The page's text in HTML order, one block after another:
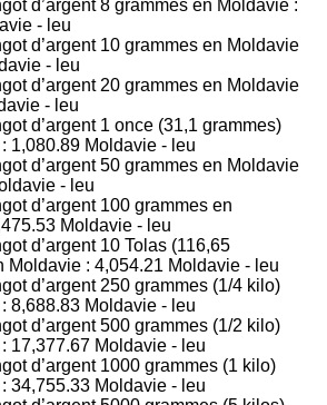
d’argent 8 grammes en Moldavie :
- leu
d’argent 10 grammes en Moldavie
- leu
d’argent 20 grammes en Moldavie
- leu
d’argent 1 once (31,1 grammes)
1,080.89 Moldavie - leu
d’argent 50 grammes en Moldavie
- leu
d’argent 100 grammes en
Moldavie - leu
d’argent 10 Tolas (116,65
Moldavie : 4,054.21 Moldavie - leu
d’argent 250 grammes (1/4 kilo)
8,688.83 Moldavie - leu
d’argent 500 grammes (1/2 kilo)
17,377.67 Moldavie - leu
d’argent 1000 grammes (1 kilo)
34,755.33 Moldavie - leu